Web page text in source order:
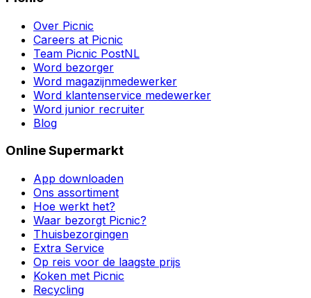
Over Picnic
Careers at Picnic
Team Picnic PostNL
Word bezorger
Word magazijnmedewerker
Word klantenservice medewerker
Word junior recruiter
Blog
Online Supermarkt
App downloaden
Ons assortiment
Hoe werkt het?
Waar bezorgt Picnic?
Thuisbezorgingen
Extra Service
Op reis voor de laagste prijs
Koken met Picnic
Recycling